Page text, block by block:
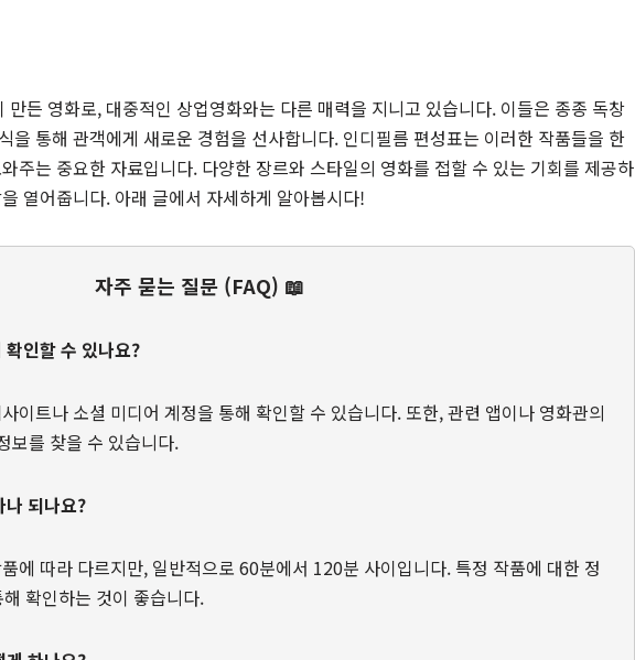
만든 영화로, 대중적인 상업영화와는 다른 매력을 지니고 있습니다. 이들은 종종 독창
을 통해 관객에게 새로운 경험을 선사합니다. 인디필름 편성표는 이러한 작품들을 한
주는 중요한 자료입니다. 다양한 장르와 스타일의 영화를 접할 수 있는 기회를 제공하
열어줍니다. 아래 글에서 자세하게 알아봅시다!
자주 묻는 질문 (FAQ) 📖
인할 수 있나요?
이트나 소셜 미디어 계정을 통해 확인할 수 있습니다. 또한, 관련 앱이나 영화관의
보를 찾을 수 있습니다.
되나요?
에 따라 다르지만, 일반적으로 60분에서 120분 사이입니다. 특정 작품에 대한 정
확인하는 것이 좋습니다.